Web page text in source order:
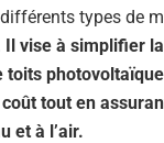
types de
Il vise à simplifier
toits
tout en
et à l’air.